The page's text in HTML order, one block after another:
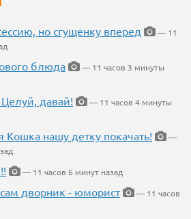
но сгущенку вперед
— 11
блюда
— 11 часов 3 минуты
Целуй, давай!
— 11 часов 4 минуты
Кошка нашу детку покачать!
—
— 11 часов 6 минут назад
дворник - юморист
— 11 часов